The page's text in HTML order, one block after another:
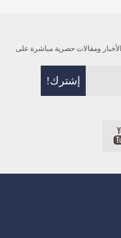
ومقالات حصرية مباشرة على